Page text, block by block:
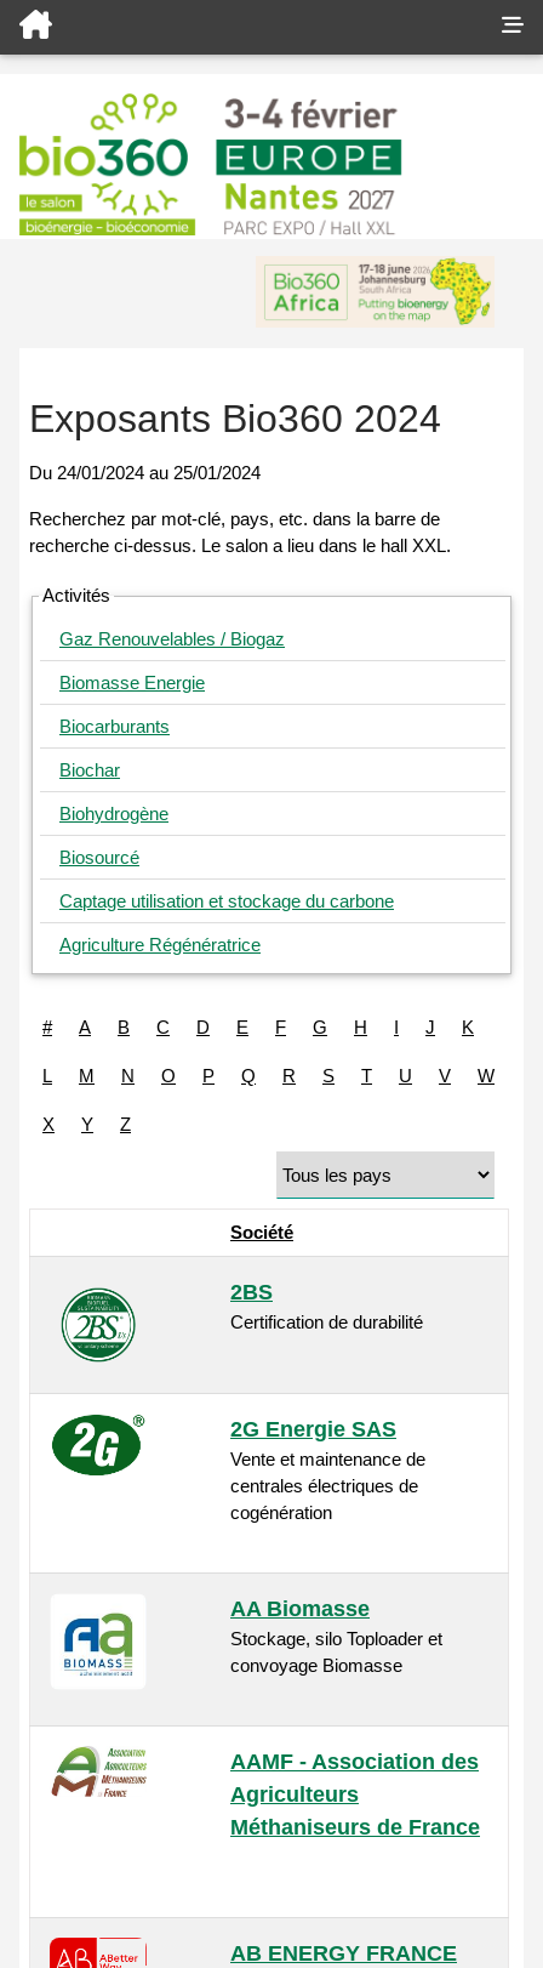
Exposants Bio360 2024
Du 24/01/2024 au 25/01/2024
Activités
Gaz Renouvelables / Biogaz
Biomasse Energie
Biocarburants
Biochar
Biohydrogène
Biosourcé
Captage utilisation et stockage du carbone
Agriculture Régénératrice
# A B C D E F G H I J K
L M N O P Q R S T U V W
X Y Z
Société
2BS
Certification de durabilité
2G Energie SAS
Vente et maintenance de
centrales électriques de
cogénération
AA Biomasse
Stockage, silo Toploader et
convoyage Biomasse
AAMF - Association des
Agriculteurs
Méthaniseurs de France
AB ENERGY FRANCE